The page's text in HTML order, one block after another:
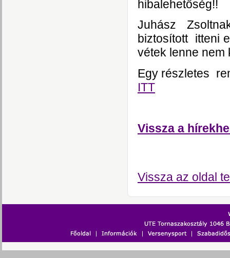
hibalehetőség!!
Juhász
biztosított itteni
vétek lenne nem
Egy részletes
ITT
Vissza a
Vissza az oldal